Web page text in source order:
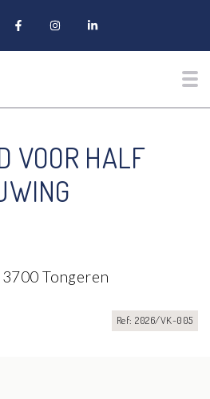
VOOR HALF
3700 Tongeren
Ref: 2026/VK-005